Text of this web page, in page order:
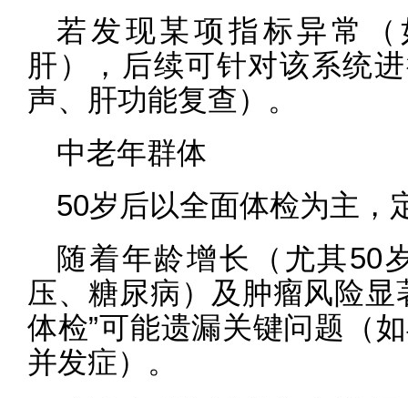
若发现某项指标异常
肝），后续可针对该系统
声、肝功能复查）。
中老年群体
50岁后以全面体检为主，
随着年龄增长（尤其50
压、糖尿病）及肿瘤风险
体检”可能遗漏关键问题（
并发症）。